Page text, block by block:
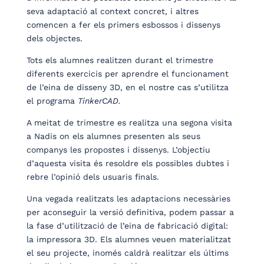
seva adaptació al context concret, i altres
comencen a fer els primers esbossos i dissenys
dels objectes.
Tots els alumnes realitzen durant el trimestre
diferents exercicis per aprendre el funcionament
de l’eina de disseny 3D, en el nostre cas s’utilitza
el programa TinkerCAD.
A meitat de trimestre es realitza una segona visita
a Nadis on els alumnes presenten als seus
companys les propostes i dissenys. L’objectiu
d’aquesta visita és resoldre els possibles dubtes i
rebre l’opinió dels usuaris finals.
Una vegada realitzats les adaptacions necessàries
per aconseguir la versió definitiva, podem passar a
la fase d’utilització de l’eina de fabricació digital:
la impressora 3D. Els alumnes veuen materialitzat
el seu projecte, inomés caldrà realitzar els últims